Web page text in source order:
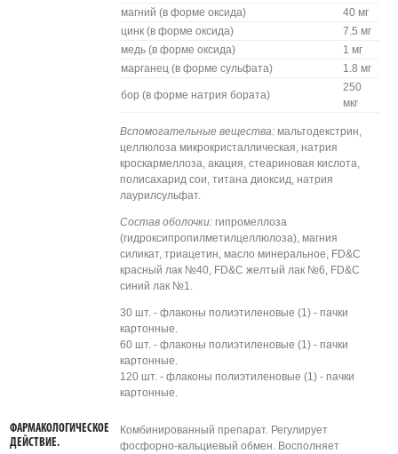
магний (в форме оксида)
40 мг
цинк (в форме оксида)
7.5 мг
медь (в форме оксида)
1 мг
марганец (в форме сульфата)
1.8 мг
бор (в форме натрия бората)
250
мкг
Вспомогательные вещества: мальтодекстрин,
целлюлоза микрокристаллическая, натрия
кроскармеллоза, акация, стеариновая кислота,
полисахарид сои, титана диоксид, натрия
лаурилсульфат.
Состав оболочки:гипромеллоза
(гидроксипропилметилцеллюлоза), магния
силикат, триацетин, масло минеральное, FD&C
красный лак №40, FD&C желтый лак №6, FD&C
синий лак №1.
30 шт. - флаконы полиэтиленовые (1) - пачки
картонные.
60 шт. - флаконы полиэтиленовые (1) - пачки
картонные.
120 шт. - флаконы полиэтиленовые (1) - пачки
картонные.
ФАРМАКОЛОГИЧЕСКОЕ
ДЕЙСТВИЕ.
Комбинированный препарат. Регулирует
фосфорно-кальциевый обмен. Восполняет